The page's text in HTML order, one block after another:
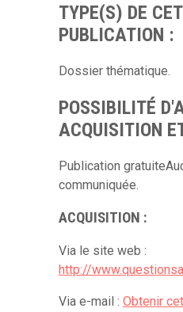
TYPE(S) DE
PUBLICATION :
Dossier thématique.
POSSIBILITÉ
ACQUISITION
Publication
communiquée.
ACQUISITION :
Via le site web :
http://
Via e-mail : Obtenir